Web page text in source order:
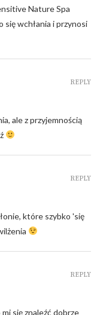
Nature Spa
wchłania i przynosi
ale z przyjemnością
REPLY
które szybko 'się
REPLY
się znaleźć dobrze
REPLY